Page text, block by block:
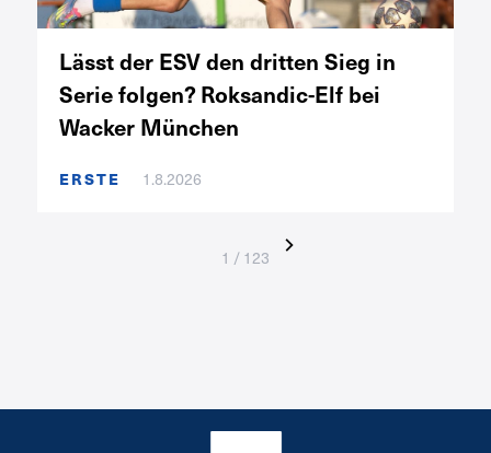
Lässt der ESV den dritten Sieg in
Serie folgen? Roksandic-Elf bei
Wacker München
ERSTE 1.8.2026
1 / 123